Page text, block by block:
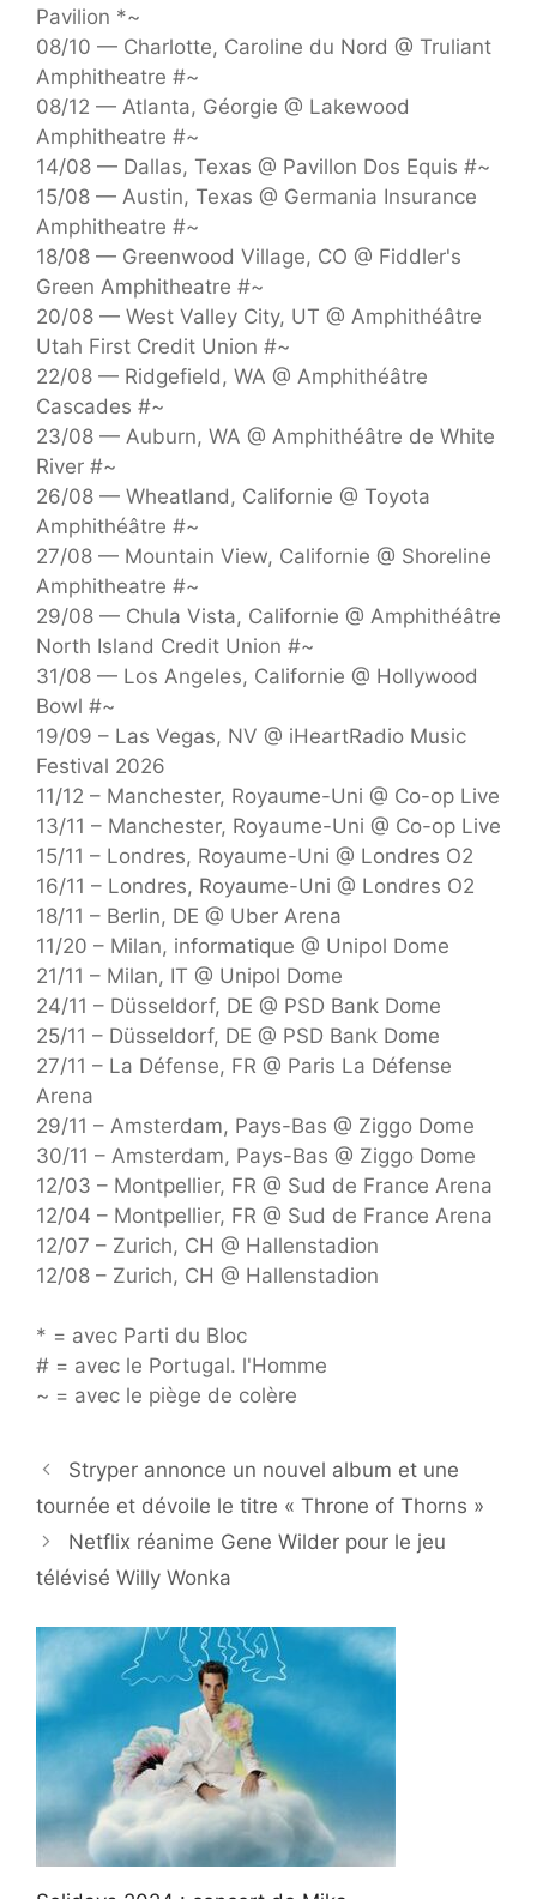
Pavilion *~
08/10 — Charlotte, Caroline du Nord @ Truliant
Amphitheatre #~
08/12 — Atlanta, Géorgie @ Lakewood
Amphitheatre #~
14/08 — Dallas, Texas @ Pavillon Dos Equis #~
15/08 — Austin, Texas @ Germania Insurance
Amphitheatre #~
18/08 — Greenwood Village, CO @ Fiddler's
Green Amphitheatre #~
20/08 — West Valley City, UT @ Amphithéâtre
Utah First Credit Union #~
22/08 — Ridgefield, WA @ Amphithéâtre
Cascades #~
23/08 — Auburn, WA @ Amphithéâtre de White
River #~
26/08 — Wheatland, Californie @ Toyota
Amphithéâtre #~
27/08 — Mountain View, Californie @ Shoreline
Amphitheatre #~
29/08 — Chula Vista, Californie @ Amphithéâtre
North Island Credit Union #~
31/08 — Los Angeles, Californie @ Hollywood
Bowl #~
19/09 – Las Vegas, NV @ iHeartRadio Music
Festival 2026
11/12 – Manchester, Royaume-Uni @ Co-op Live
13/11 – Manchester, Royaume-Uni @ Co-op Live
15/11 – Londres, Royaume-Uni @ Londres O2
16/11 – Londres, Royaume-Uni @ Londres O2
18/11 – Berlin, DE @ Uber Arena
11/20 – Milan, informatique @ Unipol Dome
21/11 – Milan, IT @ Unipol Dome
24/11 – Düsseldorf, DE @ PSD Bank Dome
25/11 – Düsseldorf, DE @ PSD Bank Dome
27/11 – La Défense, FR @ Paris La Défense
Arena
29/11 – Amsterdam, Pays-Bas @ Ziggo Dome
30/11 – Amsterdam, Pays-Bas @ Ziggo Dome
12/03 – Montpellier, FR @ Sud de France Arena
12/04 – Montpellier, FR @ Sud de France Arena
12/07 – Zurich, CH @ Hallenstadion
12/08 – Zurich, CH @ Hallenstadion
* = avec Parti du Bloc
# = avec le Portugal. l'Homme
~ = avec le piège de colère
Stryper annonce un nouvel album et une
tournée et dévoile le titre « Throne of Thorns »
Netflix réanime Gene Wilder pour le jeu
télévisé Willy Wonka